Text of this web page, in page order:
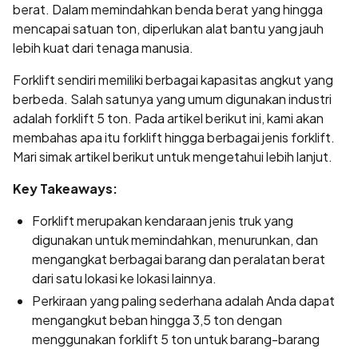
berat. Dalam memindahkan benda berat yang hingga
mencapai satuan ton, diperlukan alat bantu yang jauh
lebih kuat dari tenaga manusia.
Forklift sendiri memiliki berbagai kapasitas angkut yang
berbeda. Salah satunya yang umum digunakan industri
adalah forklift 5 ton. Pada artikel berikut ini, kami akan
membahas apa itu forklift hingga berbagai jenis forklift.
Mari simak artikel berikut untuk mengetahui lebih lanjut.
Key Takeaways:
Forklift merupakan kendaraan jenis truk yang
digunakan untuk memindahkan, menurunkan, dan
mengangkat berbagai barang dan peralatan berat
dari satu lokasi ke lokasi lainnya.
Perkiraan yang paling sederhana adalah Anda dapat
mengangkut beban hingga 3,5 ton dengan
menggunakan forklift 5 ton untuk barang-barang